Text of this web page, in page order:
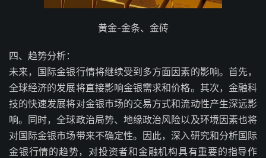
黄金-金条、金砖
四、趋势分析：
未来，国际金银行情将继续受到多方面因素的影响。首先，
全球经济的发展将直接影响金银需求和价格。其次，金融科
技的快速发展将对金银市场的交易方式和流动性产生深远影
响。同时，全球政治局势、地缘政治风险以及环境因素也将
对国际金银市场带来不确定性。因此，深入研究和分析国际
金银行情的趋势，对投资者和金融机构具有重要的指导作